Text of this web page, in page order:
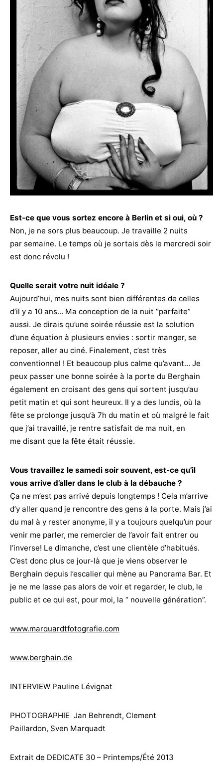
Est-ce que vous sortez encore à Berlin et si oui, où ?
Non, je ne sors plus beaucoup. Je travaille 2 nuits
par semaine. Le temps où je sortais dès le mercredi soir
est donc révolu !
Quelle serait votre nuit idéale ?
Aujourd’hui, mes nuits sont bien différentes de celles
d’il y a 10 ans… Ma conception de la nuit “parfaite”
aussi. Je dirais qu’une soirée réussie est la solution
d’une équation à plusieurs envies : sortir manger, se
reposer, aller au ciné. Finalement, c’est très
conventionnel ! Et beaucoup plus calme qu’avant… Je
peux passer une bonne soirée à la porte du Berghain
également en croisant des gens qui sortent jusqu’au
petit matin et qui sont heureux. Il y a des lundis, où la
fête se prolonge jusqu’à 7h du matin et où malgré le fait
que j’ai travaillé, je rentre satisfait de ma nuit, en
me disant que la fête était réussie.
Vous travaillez le samedi soir souvent, est-ce qu’il
vous arrive d’aller dans le club à la débauche ?
Ça ne m’est pas arrivé depuis longtemps ! Cela m’arrive
d’y aller quand je rencontre des gens à la porte. Mais j’ai
du mal à y rester anonyme, il y a toujours quelqu’un pour
venir me parler, me remercier de l’avoir fait entrer ou
l’inverse! Le dimanche, c’est une clientèle d’habitués.
C’est donc plus ce jour-là que je viens observer le
Berghain depuis l’escalier qui mène au Panorama Bar. Et
je ne me lasse pas alors de voir et regarder, le club, le
public et ce qui est, pour moi, la “ nouvelle génération”.
www.marquardtfotografie.com
www.berghain.de
INTERVIEW Pauline Lévignat
PHOTOGRAPHIE Jan Behrendt, Clement
Paillardon, Sven Marquadt
Extrait de DEDICATE 30 – Printemps/Été 2013